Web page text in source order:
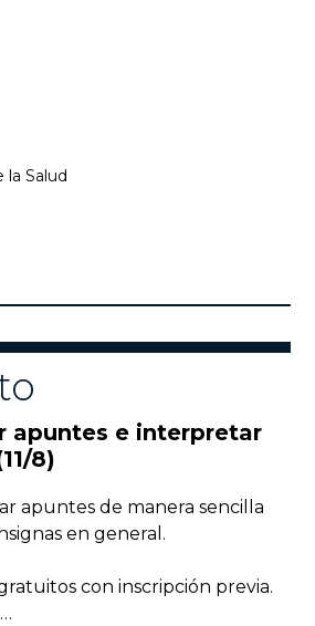
la Salud
apuntes e interpretar
8)
apuntes de manera sencilla
en general.
con inscripción previa.